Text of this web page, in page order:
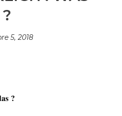
5, 2018
?